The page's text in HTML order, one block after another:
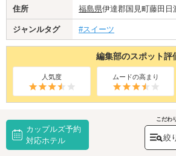
住所 福島県伊達郡国見町藤田日
ジャンルタグ #スイーツ
編集部のスポット評
人気度 ムードの高まり
カップルズ予約
対応ホテル
こだわ
絞